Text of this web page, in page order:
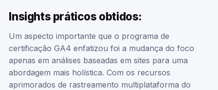
Insights práticos obtidos:
Um aspecto importante que o programa de
certificação GA4 enfatizou foi a mudança do foco
apenas em análises baseadas em sites para uma
abordagem mais holística. Com os recursos
aprimorados de rastreamento multiplataforma do